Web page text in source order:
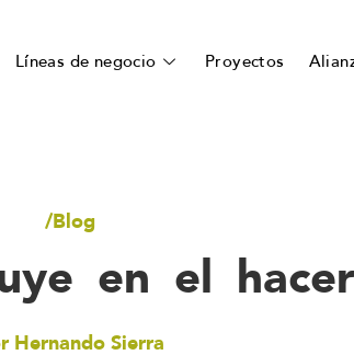
Líneas de negocio Proyectos
/Blog
en el
Hernando Sierra